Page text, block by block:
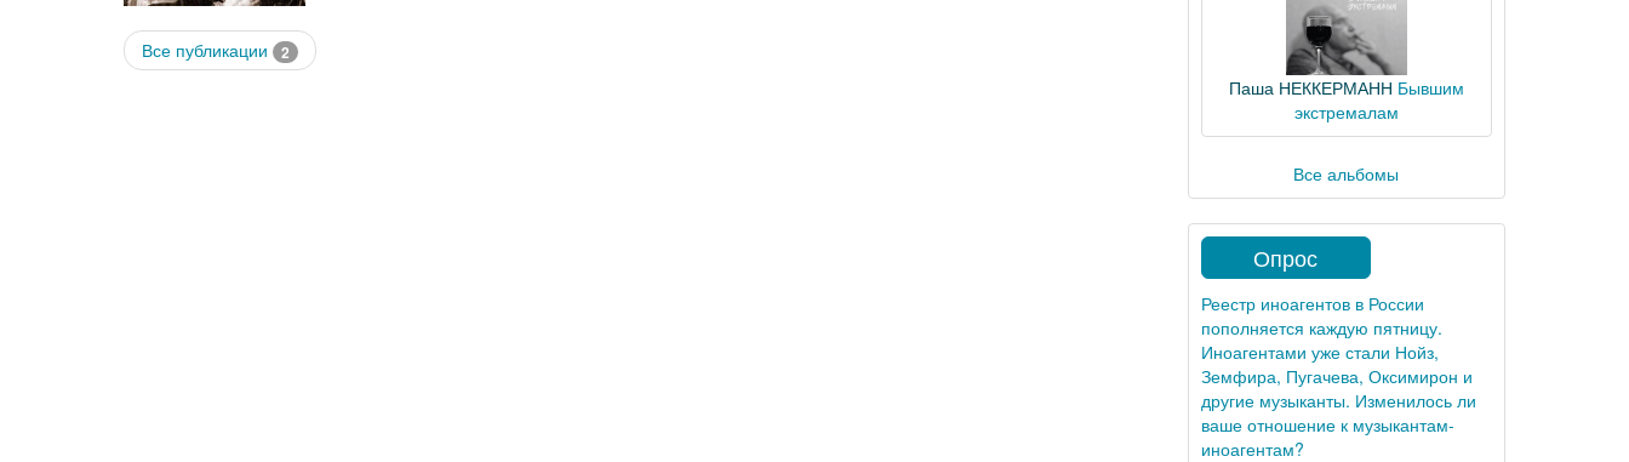
Все публикации 2
Паша НЕККЕРМАНН Бывшим
экстремалам
Все альбомы
Опрос
Реестр иноагентов в России
пополняется каждую пятницу.
Иноагентами уже стали Нойз,
Земфира, Пугачева, Оксимирон и
другие музыканты. Изменилось ли
ваше отношение к музыкантам-
иноагентам?